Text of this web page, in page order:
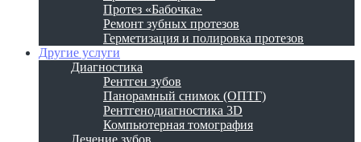
Протез «Бабочка»
Ремонт зубных протезов
Герметизация и полировка протезов
Другие услуги
Диагностика
Рентген зубов
Панорамный снимок (ОПТГ)
Рентгенодиагностика 3D
Компьютерная томография
Лечение зубов